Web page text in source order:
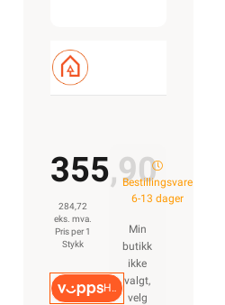
355,90
284,72
eks. mva.
Pris per 1
Stykk
Hurtigkasse
Bestillingsvare
6-13 dager
Min
butikk
ikke
valgt,
velg